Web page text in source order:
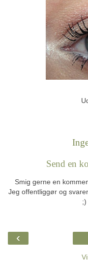
Send en
Smig gerne en
Jeg offentliggør og
;)
‹